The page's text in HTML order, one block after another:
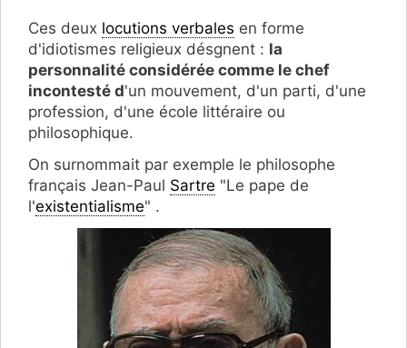
Ces deux locutions verbales en forme
d'idiotismes religieux désgnent : la
personnalité considérée comme le chef
incontesté d'un mouvement, d'un parti, d'une
profession, d'une école littéraire ou
philosophique.
On surnommait par exemple le philosophe
français Jean-Paul Sartre "Le pape de
l'existentialisme" .